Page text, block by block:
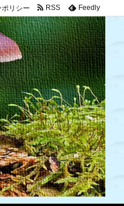
リシー RSS Feedly